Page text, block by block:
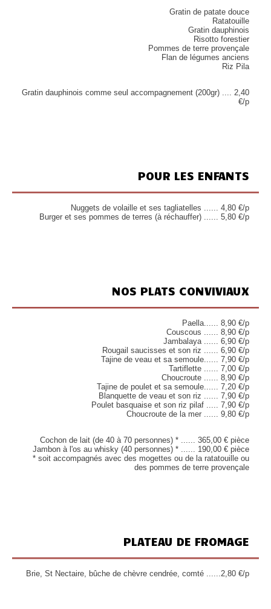
Gratin de patate douce
Ratatouille
Gratin dauphinois
Risotto forestier
Pommes de terre provençale
Flan de légumes anciens
Riz Pila
Gratin dauphinois comme seul accompagnement (200gr) .... 2,40
€/p
POUR LES ENFANTS
Nuggets de volaille et ses tagliatelles ...... 4,80 €/p
Burger et ses pommes de terres (à réchauffer) ...... 5,80 €/p
NOS PLATS CONVIVIAUX
Paella...... 8,90 €/p
Couscous ...... 8,90 €/p
Jambalaya ...... 6,90 €/p
Rougail saucisses et son riz ...... 6,90 €/p
Tajine de veau et sa semoule...... 7,90 €/p
Tartiflette ...... 7,00 €/p
Choucroute ...... 8,90 €/p
Tajine de poulet et sa semoule...... 7,20 €/p
Blanquette de veau et son riz ...... 7,90 €/p
Poulet basquaise et son riz pilaf ..... 7,90 €/p
Choucroute de la mer ...... 9,80 €/p
Cochon de lait (de 40 à 70 personnes) * ...... 365,00 € pièce
Jambon à l'os au whisky (40 personnes) * ...... 190,00 € pièce
* soit accompagnés avec des mogettes ou de la ratatouille ou
des pommes de terre provençale
PLATEAU DE FROMAGE
Brie, St Nectaire, bûche de chèvre cendrée, comté ......2,80 €/p